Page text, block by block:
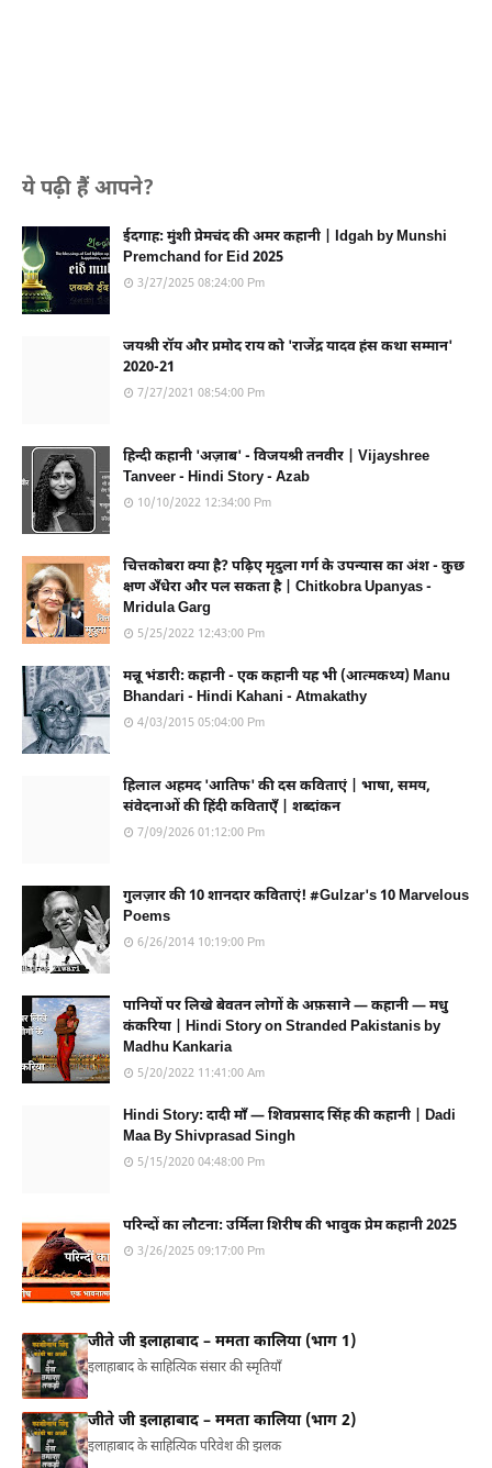
ये पढ़ी हैं आपने?
ईदगाह: मुंशी प्रेमचंद की अमर कहानी | Idgah by Munshi
Premchand for Eid 2025
3/27/2025 08:24:00 Pm
जयश्री रॉय और प्रमोद राय को 'राजेंद्र यादव हंस कथा सम्मान'
2020-21
7/27/2021 08:54:00 Pm
हिन्दी कहानी 'अज़ाब' - विजयश्री तनवीर | Vijayshree
Tanveer - Hindi Story - Azab
10/10/2022 12:34:00 Pm
चित्तकोबरा क्या है? पढ़िए मृदुला गर्ग के उपन्यास का अंश - कुछ
क्षण अँधेरा और पल सकता है | Chitkobra Upanyas -
Mridula Garg
5/25/2022 12:43:00 Pm
मन्नू भंडारी: कहानी - एक कहानी यह भी (आत्मकथ्य) Manu
Bhandari - Hindi Kahani - Atmakathy
4/03/2015 05:04:00 Pm
हिलाल अहमद 'आतिफ' की दस कविताएं | भाषा, समय,
संवेदनाओं की हिंदी कविताएँ | शब्दांकन
7/09/2026 01:12:00 Pm
गुलज़ार की 10 शानदार कविताएं! #Gulzar's 10 Marvelous
Poems
6/26/2014 10:19:00 Pm
पानियों पर लिखे बेवतन लोगों के अफ़साने — कहानी — मधु
कंकरिया | Hindi Story on Stranded Pakistanis by
Madhu Kankaria
5/20/2022 11:41:00 Am
Hindi Story: दादी माँ — शिवप्रसाद सिंह की कहानी | Dadi
Maa By Shivprasad Singh
5/15/2020 04:48:00 Pm
परिन्दों का लौटना: उर्मिला शिरीष की भावुक प्रेम कहानी 2025
3/26/2025 09:17:00 Pm
जीते जी इलाहाबाद – ममता कालिया (भाग 1)
इलाहाबाद के साहित्यिक संसार की स्मृतियाँ
जीते जी इलाहाबाद – ममता कालिया (भाग 2)
इलाहाबाद के साहित्यिक परिवेश की झलक